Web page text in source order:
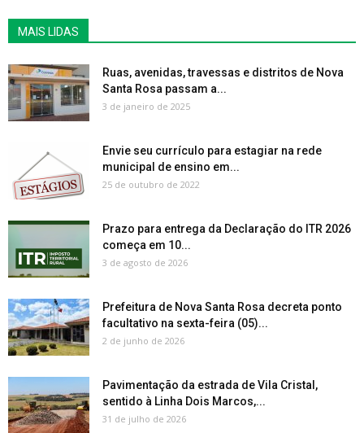
MAIS LIDAS
Ruas, avenidas, travessas e distritos de Nova
Santa Rosa passam a...
3 de janeiro de 2025
Envie seu currículo para estagiar na rede
municipal de ensino em...
25 de outubro de 2022
Prazo para entrega da Declaração do ITR 2026
começa em 10...
3 de agosto de 2026
Prefeitura de Nova Santa Rosa decreta ponto
facultativo na sexta-feira (05)...
2 de junho de 2026
Pavimentação da estrada de Vila Cristal,
sentido à Linha Dois Marcos,...
31 de julho de 2026